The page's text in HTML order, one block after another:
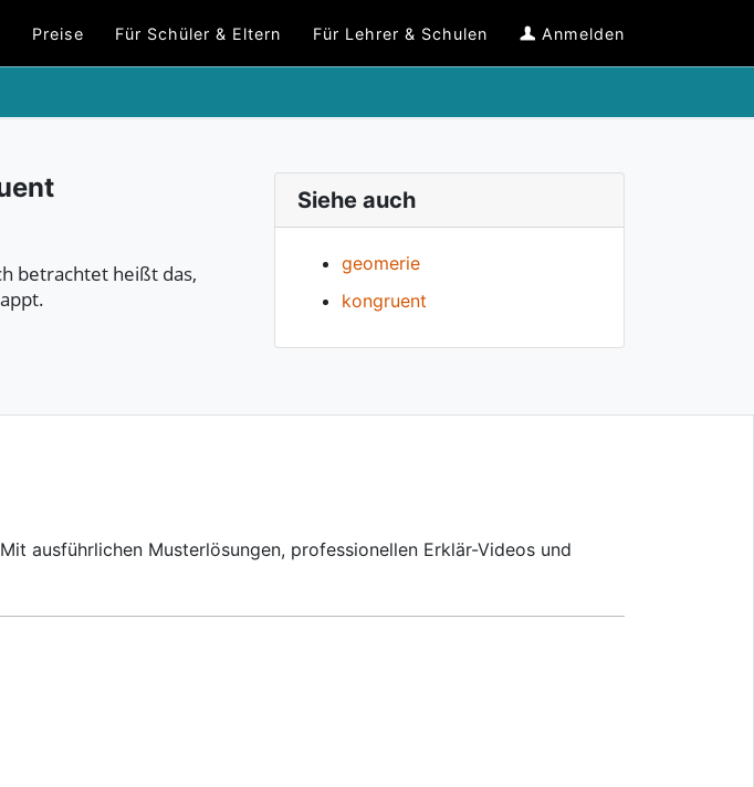
Preise Für Schüler & Eltern Für Lehrer & Schulen Anmelden
betrachtet heißt das,
Siehe auch
geomerie
kongruent
ausführlichen Musterlösungen, professionellen Erklär-Videos und